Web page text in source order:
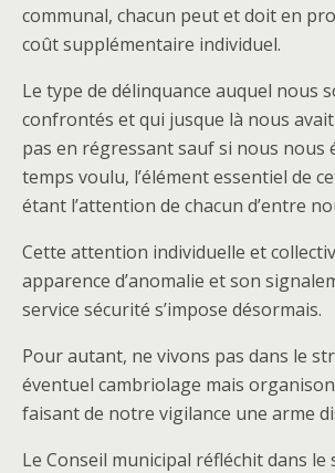
communal, chacun peut et doit en
coût supplémentaire individuel.
Le type de délinquance auquel nous
confrontés et qui jusque là nous
pas en régressant sauf si nous nous
temps voulu, l’élément essentiel de
étant l’attention de chacun d’entre
Cette attention individuelle et
apparence d’anomalie et son
service sécurité s’impose désormais.
Pour autant, ne vivons pas dans le
éventuel cambriolage mais
faisant de notre vigilance une arme
Le Conseil municipal réfléchit dans le